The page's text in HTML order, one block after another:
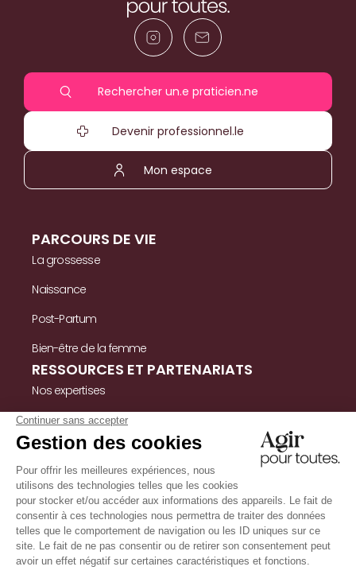
Rechercher un.e praticien.ne
Devenir professionnel.le
Mon espace
PARCOURS DE VIE
La grossesse
Naissance
Post-Partum
Bien-être de la femme
RESSOURCES ET PARTENARIATS
Nos expertises
Nos ressources
Témoignages
Nous contacter
INFORMATIONS
Mentions légales
Politique de confidentialité & cookies